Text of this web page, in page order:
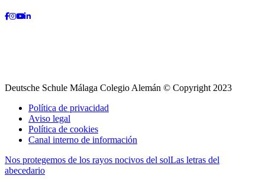
Deutsche Schule Málaga Colegio Alemán © Copyright 2023
Política de privacidad
Aviso legal
Política de cookies
Canal interno de información
Nos protegemos de los rayos nocivos del solLas letras del
abecedario